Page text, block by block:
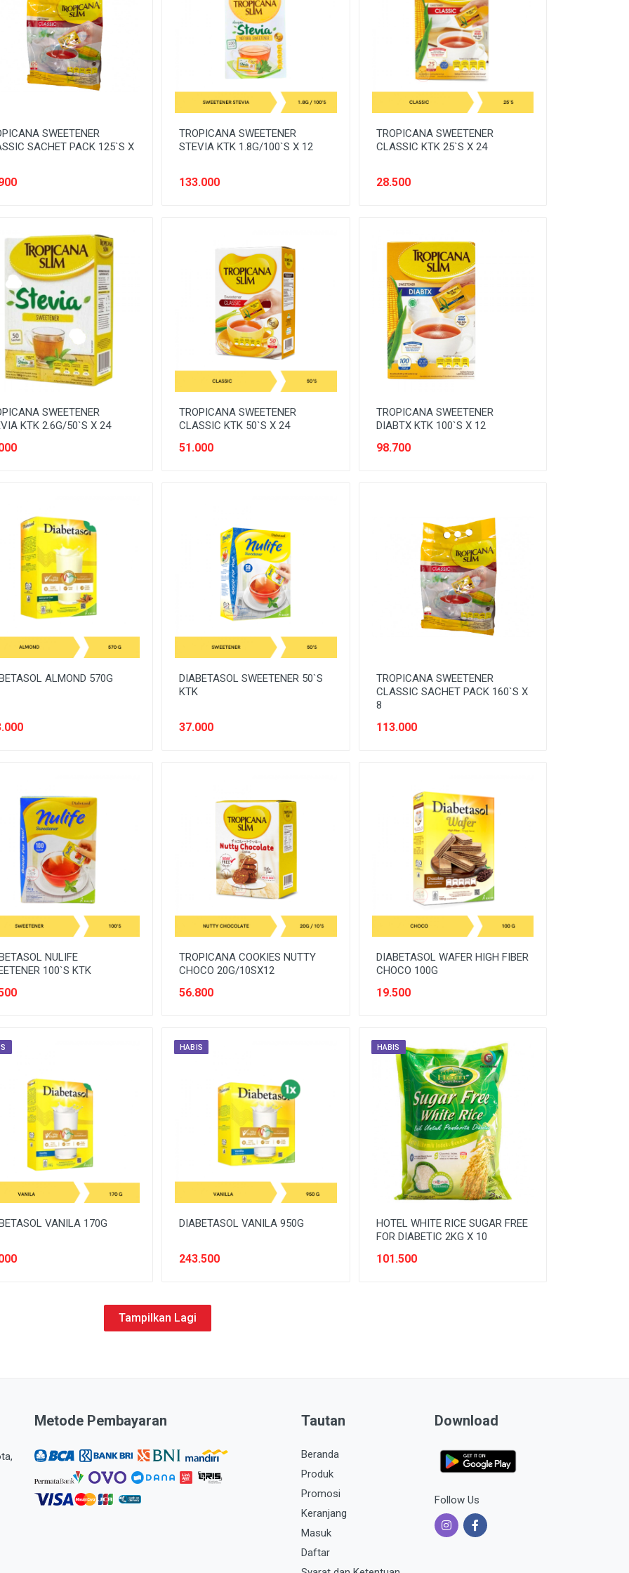
SWEETENER
SACHET PACK 125`S X
TROPICANA SWEETENER
STEVIA KTK 1.8G/100`S X 12
133.000
TROPICANA SWEETENER
CLASSIC KTK 25`S X 24
28.500
SWEETENER
KTK 2.6G/50`S X 24
TROPICANA SWEETENER
CLASSIC KTK 50`S X 24
51.000
TROPICANA SWEETENER
DIABTX KTK 100`S X 12
98.700
ALMOND 570G
DIABETASOL SWEETENER 50`S
KTK
37.000
TROPICANA SWEETENER
CLASSIC SACHET PACK 160`S X
8
113.000
NULIFE
100`S KTK
TROPICANA COOKIES NUTTY
CHOCO 20G/10SX12
56.800
DIABETASOL WAFER HIGH FIBER
CHOCO 100G
19.500
VANILA 170G
HABIS
DIABETASOL VANILA 950G
243.500
HABIS
HOTEL WHITE RICE SUGAR FREE
FOR DIABETIC 2KG X 10
101.500
Tampilkan Lagi
Metode Pembayaran Tautan
Beranda
Produk
Promosi
Keranjang
Masuk
Daftar
Download
Follow Us